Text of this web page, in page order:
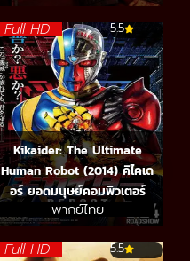
Full HD 5.5
Kikaider: The Ultimate
Human Robot (2014) คิไคเด
อร์ ยอดมนุษย์คอมพิวเตอร์
พากย์ไทย
Full HD 5.5